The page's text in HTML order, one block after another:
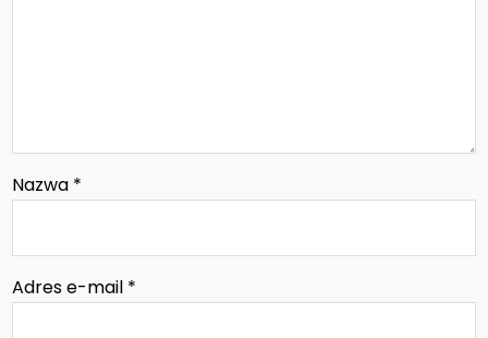
Nazwa *
Adres e-mail *